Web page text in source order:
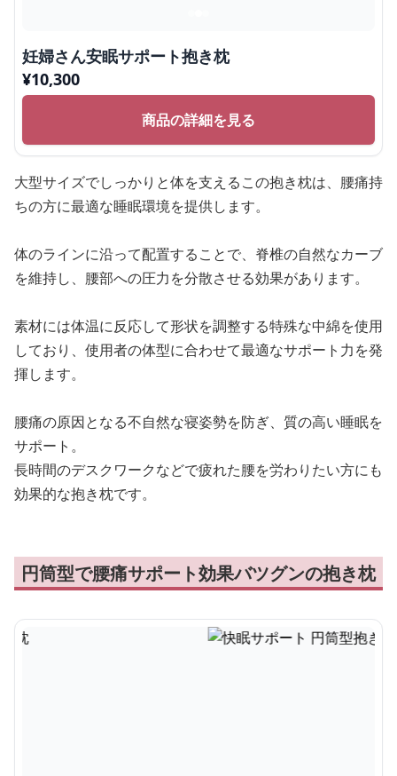
妊婦さん安眠サポート抱き枕
¥10,300
商品の詳細を見る
大型サイズでしっかりと体を支えるこの抱き枕は、腰痛持
ちの方に最適な睡眠環境を提供します。
体のラインに沿って配置することで、脊椎の自然なカーブ
を維持し、腰部への圧力を分散させる効果があります。
素材には体温に反応して形状を調整する特殊な中綿を使用
しており、使用者の体型に合わせて最適なサポート力を発
揮します。
腰痛の原因となる不自然な寝姿勢を防ぎ、質の高い睡眠を
サポート。
長時間のデスクワークなどで疲れた腰を労わりたい方にも
効果的な抱き枕です。
円筒型で腰痛サポート効果バツグンの抱き枕